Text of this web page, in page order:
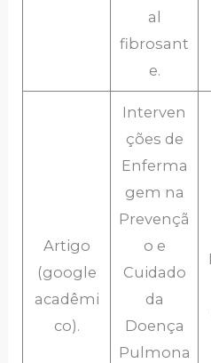
al
fibrosant
e.
Artigo
(google
acadêmi
co).
Interven
ções de
Enferma
gem na
Prevençã
o e
Cuidado
da
Doença
Pulmona